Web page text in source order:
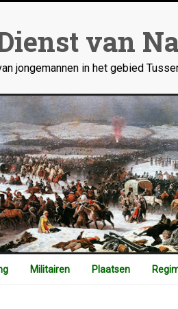
van
jongemannen in het gebied
Militairen Plaatsen